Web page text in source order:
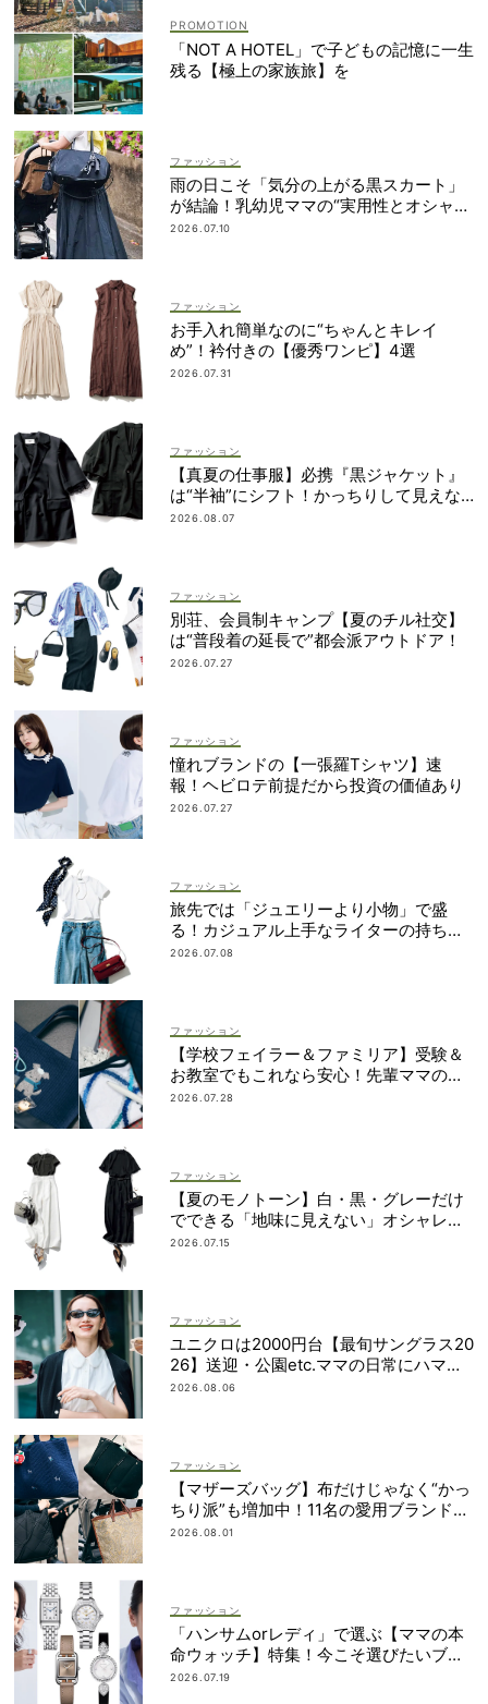
「NOT A HOTEL」で子どもの記憶に一生
残る【極上の家族旅】を
ファッション
雨の日こそ「気分の上がる黒スカート」
が結論！乳幼児ママの“実用性とオシャ
レ”のバランス
2026.07.10
ファッション
お手入れ簡単なのに“ちゃんとキレイ
め”！衿付きの【優秀ワンピ】4選
2026.07.31
ファッション
【真夏の仕事服】必携『黒ジャケット』
は“半袖”にシフト！かっちりして見えな
いデザインに注目
2026.08.07
ファッション
別荘、会員制キャンプ【夏のチル社交】
は“普段着の延長で”都会派アウトドア！
2026.07.27
ファッション
憧れブランドの【一張羅Tシャツ】速
報！ヘビロテ前提だから投資の価値あり
2026.07.27
ファッション
旅先では「ジュエリーより小物」で盛
る！カジュアル上手なライターの持ち物
リスト
2026.07.08
ファッション
【学校フェイラー＆ファミリア】受験＆
お教室でもこれなら安心！先輩ママの地
味見えしないネイビー小物
2026.07.28
ファッション
【夏のモノトーン】白・黒・グレーだけ
でできる「地味に見えない」オシャレ４
選
2026.07.15
ファッション
ユニクロは2000円台【最旬サングラス20
26】送迎・公園etc.ママの日常にハマる
「名品」を厳選！
2026.08.06
ファッション
【マザーズバッグ】布だけじゃなく“かっ
ちり派”も増加中！11名の愛用ブランド
は？
2026.08.01
ファッション
「ハンサムorレディ」で選ぶ【ママの本
命ウォッチ】特集！今こそ選びたいブラ
ンド19選
2026.07.19